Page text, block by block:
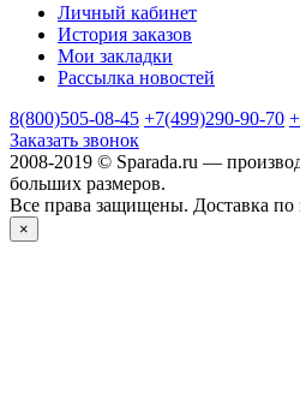
Личный кабинет
История заказов
Мои закладки
Рассылка новостей
8(800)505-08-45 +7(499)290-90-70
Заказать звонок
2008-2019 © Sparada.ru —
больших размеров.
Все права защищены. Доставка по
×